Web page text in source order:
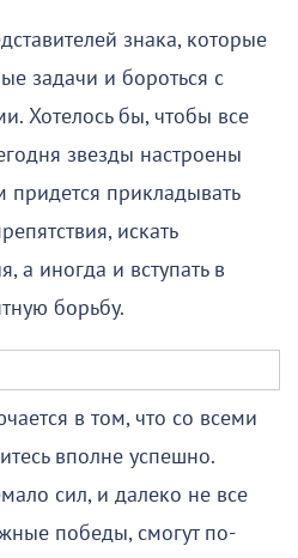
знака, которые
задачи и бороться с
Хотелось бы, чтобы все
звезды настроены
прикладывать
искать
а иногда и вступать в
борьбу.
в том, что со всеми
вполне успешно.
сил, и далеко не все
победы, смогут по-